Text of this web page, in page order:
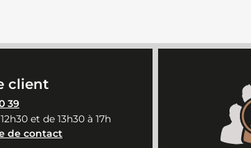
client
39
et de 13h30 à 17h
de contact